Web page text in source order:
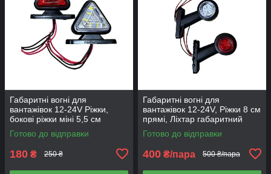
Габаритні вогні для
вантажівок 12-24V Ріжки,
бокові ріжки міні 5,5 см
світлодіодні NR-0101, 1 шт
Готово до відправки
180 ₴ 250 ₴
Габаритні вогні для
вантажівок 12-24V, Ріжки 8 см
прямі, Ліхтар габаритний
причепа 2 шт NR-0103
Готово до відправки
400 ₴/пара 500 ₴/пара